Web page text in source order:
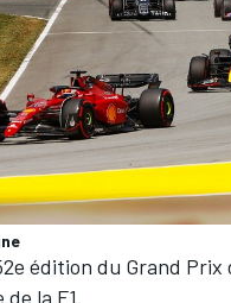
édition du Grand
la F1.